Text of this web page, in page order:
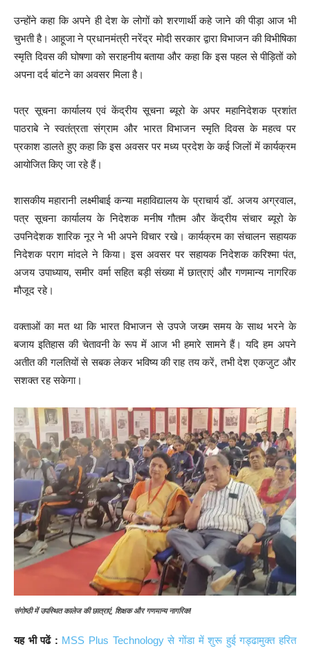
उन्होंने कहा कि अपने ही देश के लोगों को शरणार्थी कहे जाने की पीड़ा आज भी
चुभती है। आहूजा ने प्रधानमंत्री नरेंद्र मोदी सरकार द्वारा विभाजन की विभीषिका
स्मृति दिवस की घोषणा को सराहनीय बताया और कहा कि इस पहल से पीड़ितों को
अपना दर्द बांटने का अवसर मिला है।
पत्र सूचना कार्यालय एवं केंद्रीय सूचना ब्यूरो के अपर महानिदेशक प्रशांत
पाठराबे ने स्वतंत्रता संग्राम और भारत विभाजन स्मृति दिवस के महत्व पर
प्रकाश डालते हुए कहा कि इस अवसर पर मध्य प्रदेश के कई जिलों में कार्यक्रम
आयोजित किए जा रहे हैं।
शासकीय महारानी लक्ष्मीबाई कन्या महाविद्यालय के प्राचार्य डॉ. अजय अग्रवाल,
पत्र सूचना कार्यालय के निदेशक मनीष गौतम और केंद्रीय संचार ब्यूरो के
उपनिदेशक शारिक नूर ने भी अपने विचार रखे। कार्यक्रम का संचालन सहायक
निदेशक पराग मांदले ने किया। इस अवसर पर सहायक निदेशक करिश्मा पंत,
अजय उपाध्याय, समीर वर्मा सहित बड़ी संख्या में छात्राएं और गणमान्य नागरिक
मौजूद रहे।
वक्ताओं का मत था कि भारत विभाजन से उपजे जख्म समय के साथ भरने के
बजाय इतिहास की चेतावनी के रूप में आज भी हमारे सामने हैं। यदि हम अपने
अतीत की गलतियों से सबक लेकर भविष्य की राह तय करें, तभी देश एकजुट और
सशक्त रह सकेगा।
संगोष्ठी में उपस्थित कालेज की छात्राएं, शिक्षक और गणमान्य नागरिक!
यह भी पढें : MSS Plus Technology से गोंडा में शुरू हुई गड्ढामुक्त हरित